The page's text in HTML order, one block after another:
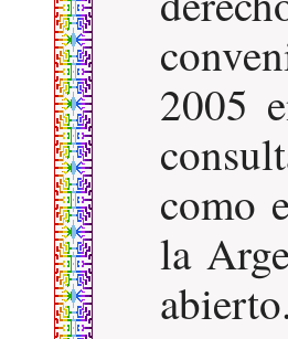
2005
como
la
abierto.